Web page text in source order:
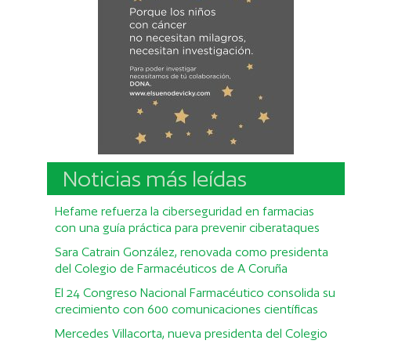
Noticias más leídas
Hefame refuerza la ciberseguridad en farmacias
con una guía práctica para prevenir ciberataques
Sara Catrain González, renovada como presidenta
del Colegio de Farmacéuticos de A Coruña
El 24 Congreso Nacional Farmacéutico consolida su
crecimiento con 600 comunicaciones científicas
Mercedes Villacorta, nueva presidenta del Colegio